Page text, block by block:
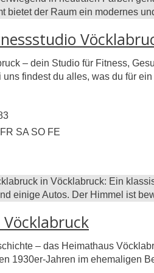
– dein Studio für Fitness,
findest du alles, was du für
geöffnet
geöffnet
Donnerstag geöffnet
FR Freitag geöffnet
SA Samstag geöffnet
SO Sonntag geöffnet
FE
– das Heimathaus
1930er-Jahren im ehemaligen